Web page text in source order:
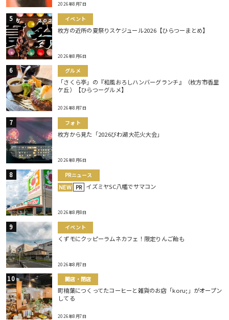
2026年8月7日
イベント
枚方の近所の夏祭りスケジュール2026【ひらつーまとめ】
2026年8月6日
グルメ
「さくら亭」の『和風おろしハンバーグランチ』（枚方市香里
ケ丘）【ひらつーグルメ】
2026年8月7日
フォト
枚方から見た「2026びわ湖大花火大会」
2026年8月6日
PRニュース
NEW PR イズミヤSC八幡でサマコン
2026年8月8日
イベント
くずモにクッピーラムネカフェ！限定りんご飴も
2026年8月7日
開店・閉店
町楠葉につくってたコーヒーと雑貨のお店「koru;」がオープン
してる
2026年8月7日